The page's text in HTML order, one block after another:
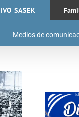
IVO SASEK
Medios de